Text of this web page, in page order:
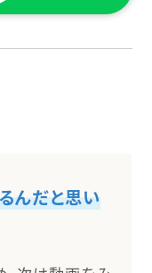
んだと思い